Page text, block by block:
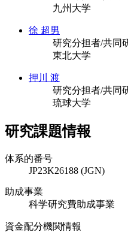
九州大学
徐 超男
研究分担者/共同
東北大学
押川 渡
研究分担者/共同
琉球大学
研究課題情報
体系的番号
JP23K26188 (JGN)
助成事業
科学研究費助成事業
資金配分機関情報